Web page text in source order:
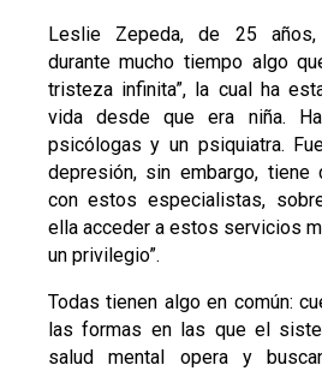
Leslie Zepeda, de 25 años,
durante mucho tiempo algo
tristeza infinita”, la cual ha
vida desde que era niña.
psicólogas y un psiquiatra.
depresión, sin embargo, tiene
con estos especialistas,
ella acceder a estos servicios
un privilegio”.
Todas tienen algo en común:
las formas en las que el
salud mental opera y